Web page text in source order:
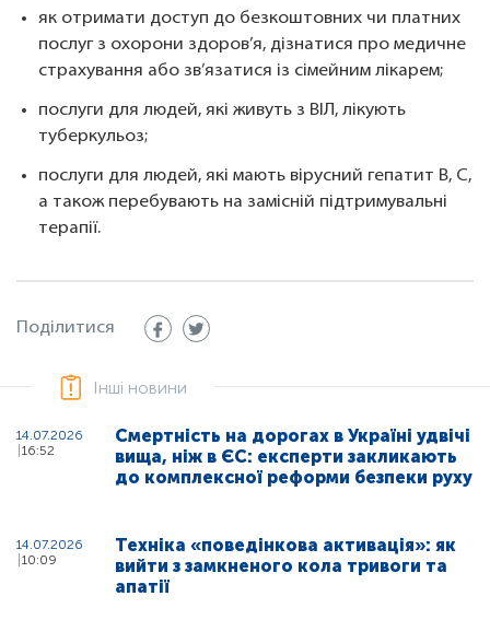
як отримати доступ до безкоштовних чи платних
послуг з охорони здоров’я, дізнатися про медичне
страхування або зв’язатися із сімейним лікарем;
послуги для людей, які живуть з ВІЛ, лікують
туберкульоз;
послуги для людей, які мають вірусний гепатит В, С,
а також перебувають на замісній підтримувальні
терапії.
Поділитися
Інші новини
14.07.2026
16:52
Смертність на дорогах в Україні удвічі
вища, ніж в ЄС: експерти закликають
до комплексної реформи безпеки руху
14.07.2026
10:09
Техніка «поведінкова активація»: як
вийти з замкненого кола тривоги та
апатії